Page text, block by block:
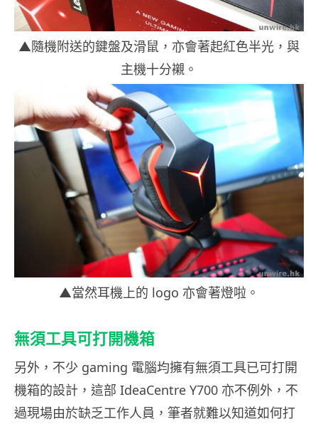
▲隨機附送的鍵盤及滑鼠，亦會著起紅色半光，與
主機十分襯。
▲當然耳機上的 logo 亦會著燈啦。
無須工具可打開機箱
另外，不少 gaming 電腦均擁有無須工具已可打開
機箱的設計，這部 IdeaCentre Y700 亦不例外，不
過現場由於缺乏工作人員，筆者就難以知道如何打